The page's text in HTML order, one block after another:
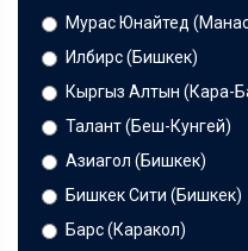
Мурас Юнайтед
Илбирс (Бишкек)
Кыргыз Алтын (Кара-
Талант (Беш-Кунгей)
Азиагол (Бишкек)
Бишкек Сити (Бишкек)
Барс (Каракол)